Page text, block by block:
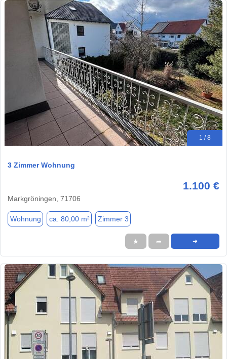
1 / 8
3 Zimmer Wohnung
1.100 €
Markgröningen, 71706
Wohnung ca. 80,00 m² Zimmer 3
★ ➦ ➜